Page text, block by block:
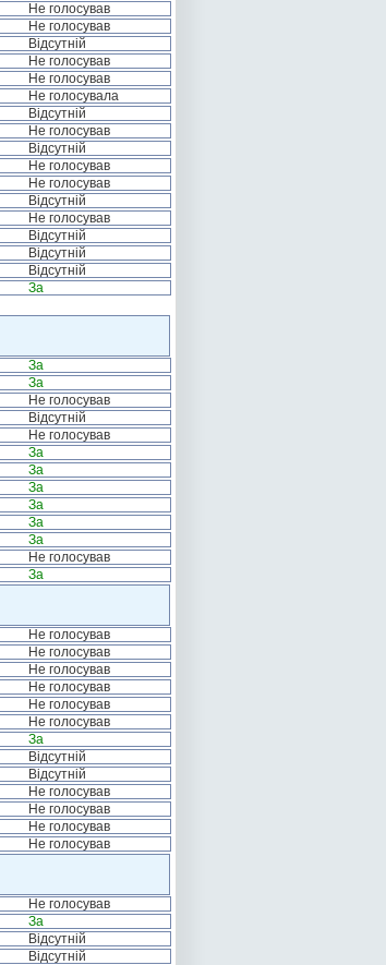
Не голосував
Не голосував
Відсутній
Не голосував
Не голосував
Не голосувала
Відсутній
Не голосував
Відсутній
Не голосував
Не голосував
Відсутній
Не голосував
Відсутній
Відсутній
Відсутній
За
За
За
Не голосував
Відсутній
Не голосував
За
За
За
За
За
За
Не голосував
За
Не голосував
Не голосував
Не голосував
Не голосував
Не голосував
Не голосував
За
Відсутній
Відсутній
Не голосував
Не голосував
Не голосував
Не голосував
Не голосував
За
Відсутній
Відсутній